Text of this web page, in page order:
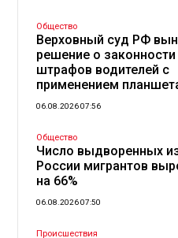
Общество
Верховный суд РФ
решение о законности
штрафов водителей с
применением
06.08.2026 07:56
Общество
Число выдворенных
России мигрантов
на 66%
06.08.2026 07:50
Происшествия